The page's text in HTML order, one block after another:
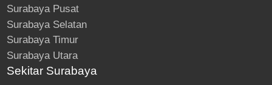
Surabaya Pusat
Surabaya Selatan
Surabaya Timur
Surabaya Utara
Sekitar Surabaya